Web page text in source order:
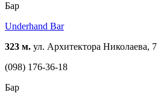
Бар
Underhand Bar
323 м. ул. Архитектора Николаева, 7
(098) 176-36-18
Бар